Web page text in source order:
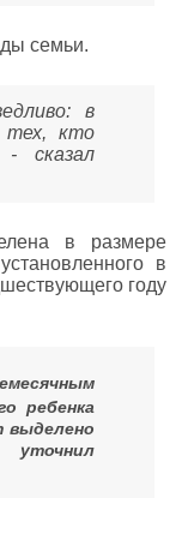
семьи.
в
тех, кто
- сказал
в размере
в
году
ребенка
выделено